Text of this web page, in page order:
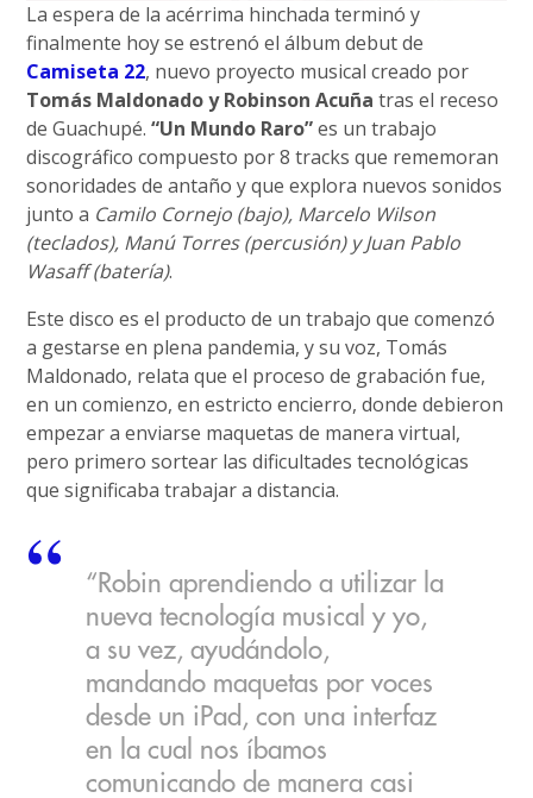
La espera de la acérrima hinchada terminó y
finalmente hoy se estrenó el álbum debut de
Camiseta 22, nuevo proyecto musical creado por
Tomás Maldonado y Robinson Acuña tras el receso
de Guachupé.“Un Mundo Raro”es un trabajo
discográfico compuesto por 8 tracks que rememoran
sonoridades de antaño y que explora nuevos sonidos
junto a Camilo Cornejo (bajo), Marcelo Wilson
(teclados), Manú Torres (percusión) y Juan Pablo
Wasaff (batería).
Este disco es el producto de un trabajo que comenzó
a gestarse en plena pandemia, y su voz, Tomás
Maldonado, relata que el proceso de grabación fue,
en un comienzo, en estricto encierro, donde debieron
empezar a enviarse maquetas de manera virtual,
pero primero sortear las dificultades tecnológicas
que significaba trabajar a distancia.
“Robin aprendiendo a utilizar la
nueva tecnología musical y yo,
a su vez, ayudándolo,
mandando maquetas por voces
desde un iPad, con una interfaz
en la cual nos íbamos
comunicando de manera casi